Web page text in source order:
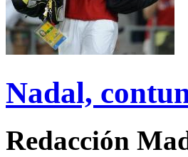
Nadal,
Redacción